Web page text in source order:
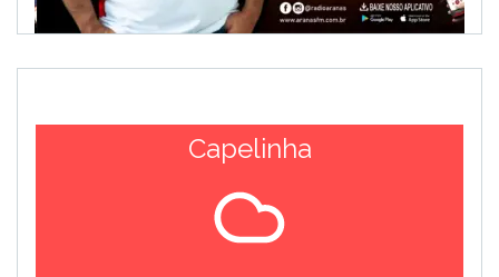
Capelinha